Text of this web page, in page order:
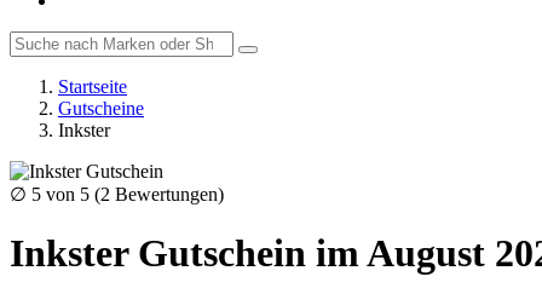
Startseite
Gutscheine
Inkster
∅ 5 von 5 (2 Bewertungen)
Inkster Gutschein im August